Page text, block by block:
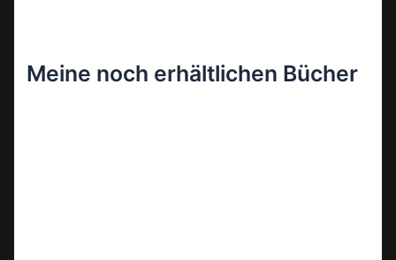
Meine noch erhältlichen Bücher